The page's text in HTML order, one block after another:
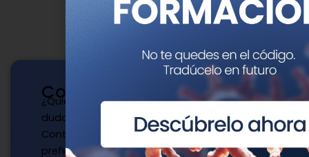
Contacto
¿Quieres publicar con nosotros? ¿Tienes
dudas?
Contacta con nosotros de la manera que
prefieras y te responderemos a la mayor